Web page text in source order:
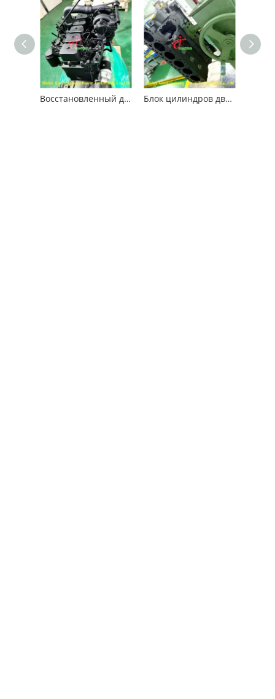
Восстановленный двигатель Cummins 6BT5.9 для строительных машин Блок цилиндров двигателя Cummins 6B5.9